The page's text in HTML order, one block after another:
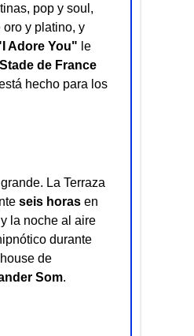
pop y soul,
y platino, y
Adore You" le
Stade de France
hecho para los
La Terraza
seis horas en
la noche al aire
durante
de
Som.